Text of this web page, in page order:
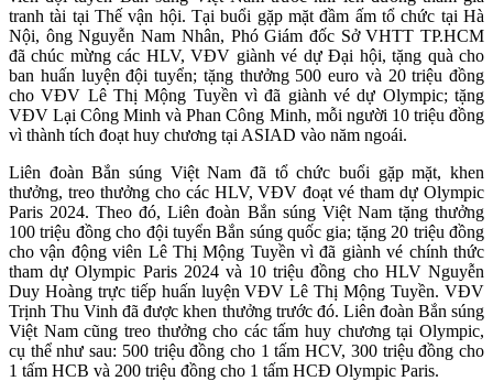
tranh tài tại Thế vận hội. Tại buổi gặp mặt đầm ấm tổ chức tại Hà
Nội, ông Nguyễn Nam Nhân, Phó Giám đốc Sở VHTT TP.HCM
đã chúc mừng các HLV, VĐV giành vé dự Đại hội, tặng quà cho
ban huấn luyện đội tuyển; tặng thưởng 500 euro và 20 triệu đồng
cho VĐV Lê Thị Mộng Tuyền vì đã giành vé dự Olympic; tặng
VĐV Lại Công Minh và Phan Công Minh, mỗi người 10 triệu đồng
vì thành tích đoạt huy chương tại ASIAD vào năm ngoái.
Liên đoàn Bắn súng Việt Nam đã tổ chức buổi gặp mặt, khen
thưởng, treo thưởng cho các HLV, VĐV đoạt vé tham dự Olympic
Paris 2024. Theo đó, Liên đoàn Bắn súng Việt Nam tặng thưởng
100 triệu đồng cho đội tuyển Bắn súng quốc gia; tặng 20 triệu đồng
cho vận động viên Lê Thị Mộng Tuyền vì đã giành vé chính thức
tham dự Olympic Paris 2024 và 10 triệu đồng cho HLV Nguyễn
Duy Hoàng trực tiếp huấn luyện VĐV Lê Thị Mộng Tuyền. VĐV
Trịnh Thu Vinh đã được khen thưởng trước đó. Liên đoàn Bắn súng
Việt Nam cũng treo thưởng cho các tấm huy chương tại Olympic,
cụ thể như sau: 500 triệu đồng cho 1 tấm HCV, 300 triệu đồng cho
1 tấm HCB và 200 triệu đồng cho 1 tấm HCĐ Olympic Paris.